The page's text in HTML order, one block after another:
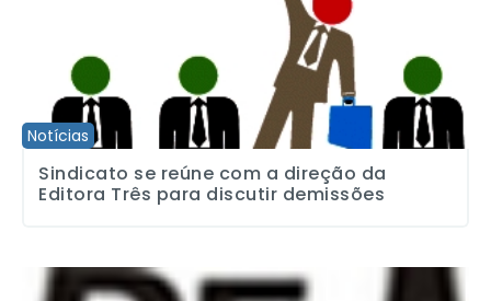
Notícias
Sindicato se reúne com a direção da
Editora Três para discutir demissões
Perseguição política nas demissões do grupo Diário de Marília